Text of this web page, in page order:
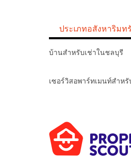
ประเภทอสังหาริมท
บ้านสำหรับเช่าในชลบุรี
เซอร์วิสอพาร์ทเมนท์สำห